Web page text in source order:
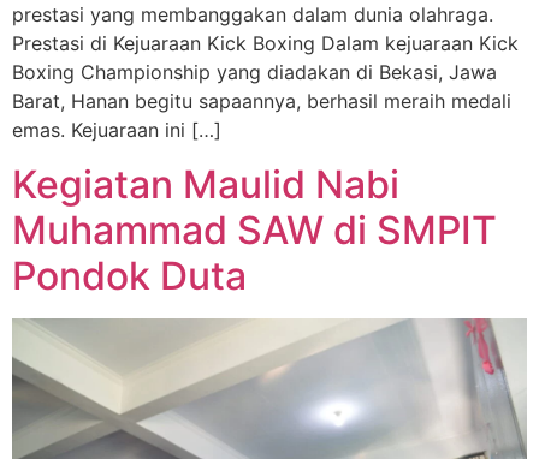
prestasi yang membanggakan dalam dunia olahraga.
Prestasi di Kejuaraan Kick Boxing Dalam kejuaraan Kick
Boxing Championship yang diadakan di Bekasi, Jawa
Barat, Hanan begitu sapaannya, berhasil meraih medali
emas. Kejuaraan ini […]
Kegiatan Maulid Nabi
Muhammad SAW di SMPIT
Pondok Duta